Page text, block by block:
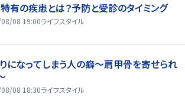
有の疾患とは？予防と受診のタイミング
08 19:00ライフスタイル
になってしまう人の癖～肩甲骨を寄せられ
08 18:30ライフスタイル